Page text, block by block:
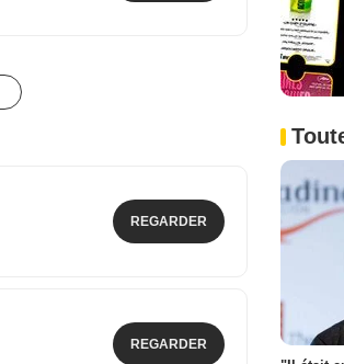
REGARDER
REGARDER